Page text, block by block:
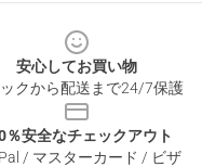
安心してお買い物
クから配送まで24/7保護
％安全なチェックアウト
/ マスターカード / ビザ